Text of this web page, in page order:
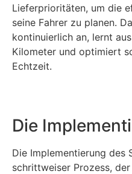
Lieferprioritäten, um die
seine Fahrer zu planen.
kontinuierlich an, lernt
Kilometer und optimiert
Echtzeit.
Die
Die Implementierung des
schrittweiser Prozess,